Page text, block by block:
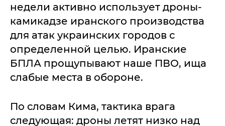
недели активно использует дроны-
камикадзе иранского производства
для атак украинских городов с
определенной целью. Иранские
БПЛА прощупывают наше ПВО, ища
слабые места в обороне.
По словам Кима, тактика врага
следующая: дроны летят низко над